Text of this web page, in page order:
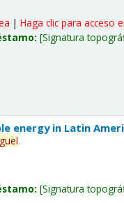
|Haga clic para acceso
Signatura
energy in Latin
.
Signatura